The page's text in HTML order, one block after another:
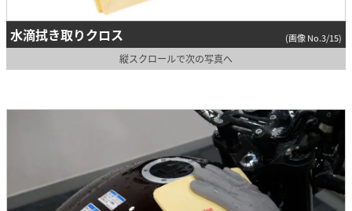
水滴拭き取りクロス (画像 No.3/15)
縦スクロールで次の写真へ